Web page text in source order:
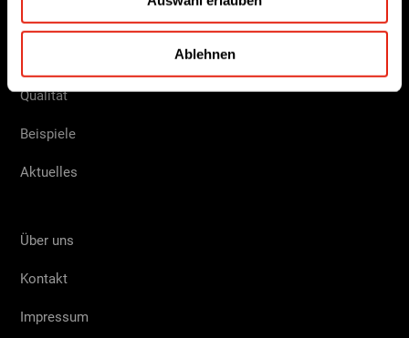
Ablehnen
Roboterlösungen
Qualität
Beispiele
Aktuelles
Über uns
Kontakt
Impressum